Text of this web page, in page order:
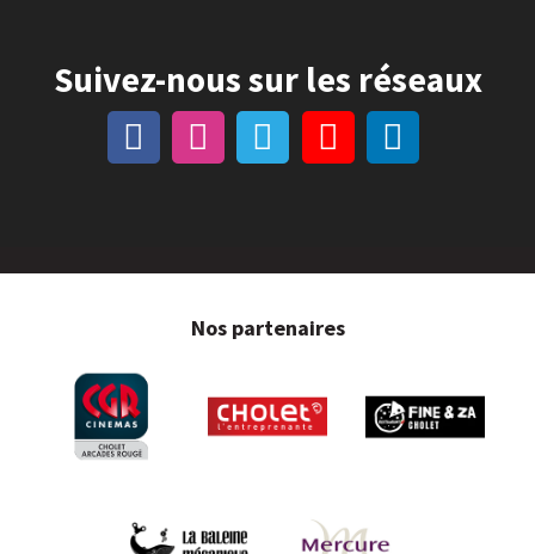
Suivez-nous sur les réseaux
Nos partenaires